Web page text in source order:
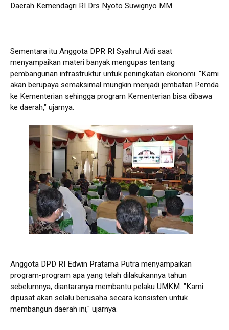
Daerah Kemendagri RI Drs Nyoto Suwignyo MM.
Sementara itu Anggota DPR RI Syahrul Aidi saat
menyampaikan materi banyak mengupas tentang
pembangunan infrastruktur untuk peningkatan ekonomi. "Kami
akan berupaya semaksimal mungkin menjadi jembatan Pemda
ke Kementerian sehingga program Kementerian bisa dibawa
ke daerah," ujarnya.
Anggota DPD RI Edwin Pratama Putra menyampaikan
program-program apa yang telah dilakukannya tahun
sebelumnya, diantaranya membantu pelaku UMKM. "Kami
dipusat akan selalu berusaha secara konsisten untuk
membangun daerah ini," ujarnya.